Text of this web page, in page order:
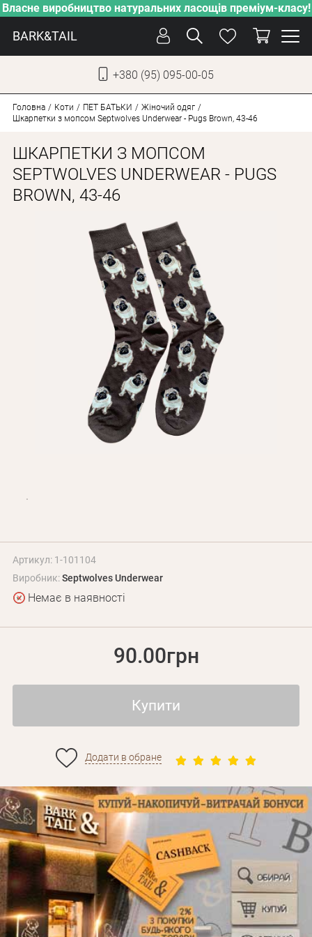
Власне виробництво натуральних ласощів преміум-класу!
BARK&TAIL
+380 (95) 095-00-05
ДОГЛЯД
ПІКЛУВАННЯ
НОВИНКИ
АКЦІЇ
ДЛЯ КОТІВ
Оплата і доставка
Програма лояльності
Про Нас
Оптовим клієнтам
Контакти
+380 (95) 095-00-05
Головна Коти ПЕT БАТЬКИ
Жіночий одяг
Шкарпетки з мопсом Septwolves Underwear - Pugs Brown, 43-46
ШКАРПЕТКИ З МОПСОМ
SEPTWOLVES UNDERWEAR - PUGS
BROWN, 43-46
Артикул: 1-101104
Виробник:Septwolves Underwear
Немає в наявності
90.00грн
Купити
Додати в обране